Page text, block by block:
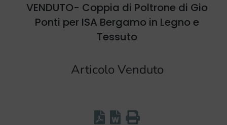
VENDUTO- Coppia di Poltrone di Gio
Ponti per ISA Bergamo in Legno e
Tessuto
Articolo Venduto